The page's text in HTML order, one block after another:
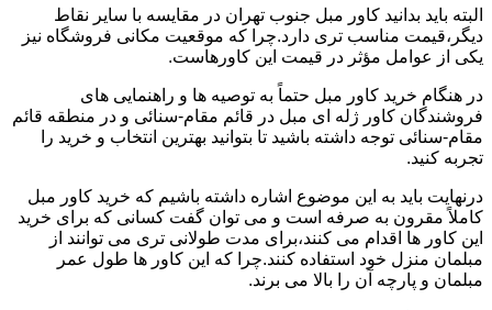
البته باید بدانید کاور مبل جنوب تهران در مقایسه با سایر نقاط
دیگر،قیمت مناسب تری دارد.چرا که موقعیت مکانی فروشگاه نیز
یکی از عوامل مؤثر در قیمت این کاورهاست.
در هنگام خرید کاور مبل حتماً به توصیه ها و راهنمایی های
فروشندگان کاور ژله ای مبل در قائم مقام-سنائی و در منطقه قائم
مقام-سنائی توجه داشته باشید تا بتوانید بهترین انتخاب و خرید را
تجربه کنید.
درنهایت باید به این موضوع اشاره داشته باشیم که خرید کاور مبل
کاملاً مقرون به صرفه است و می توان گفت کسانی که برای خرید
این کاور ها اقدام می کنند،برای مدت طولانی تری می توانند از
مبلمان منزل خود استفاده کنند.چرا که این کاور ها طول عمر
مبلمان و پارچه آن را بالا می برند.